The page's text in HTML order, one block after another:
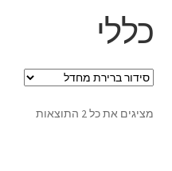
הסכם השכרה
הצהרת נגישות
הצעת מחיר
כללי
מציגים את כל ⁦2⁩ התוצאות